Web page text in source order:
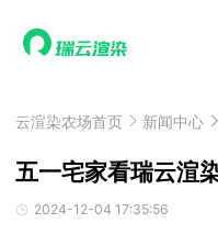
效果图渲染
云制作
云渲染管理系统
效果图渲染
云制作
云渲染管理系统
效果图渲染
云制作
云渲染管理系统
效果图渲染
云制作
云渲染管理系统
效果图渲染
云制作
云渲染管理系统
效果图渲染
云制作
云渲染管理系统
解决方案
3ds Max云渲染方案
3ds Max云渲染方案
3ds Max云渲染方案
3ds Max云渲染方案
3ds Max云渲染方案
3ds Max云渲染方案
云渲染农场首页 新闻中心
五一宅家看瑞云渲
2024-12-04 17:35:56